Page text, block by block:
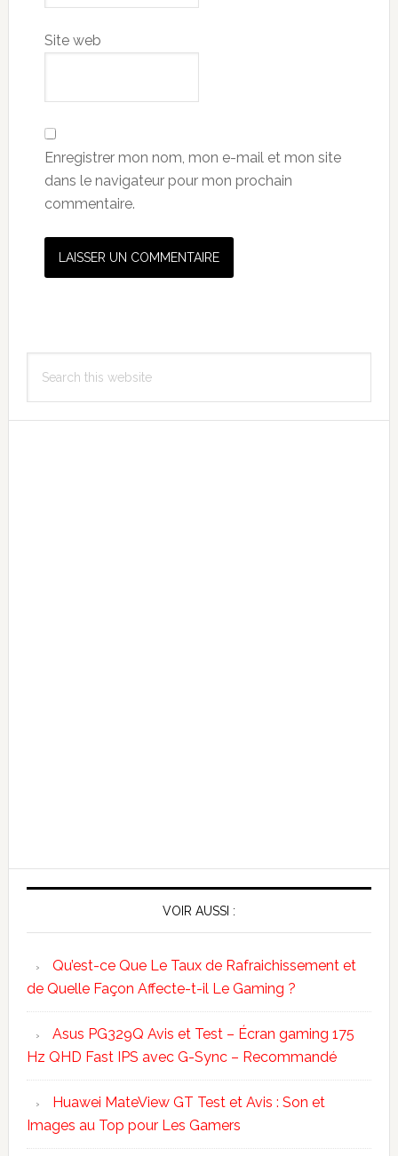
Site web
Enregistrer mon nom, mon e-mail et mon site
dans le navigateur pour mon prochain
commentaire.
Primary
Sidebar
this
VOIR AUSSI :
Qu’est-ce Que Le Taux de Rafraichissement et
de Quelle Façon Affecte-t-il Le Gaming ?
Asus PG329Q Avis et Test – Écran gaming 175
Hz QHD Fast IPS avec G-Sync – Recommandé
Huawei MateView GT Test et Avis : Son et
Images au Top pour Les Gamers